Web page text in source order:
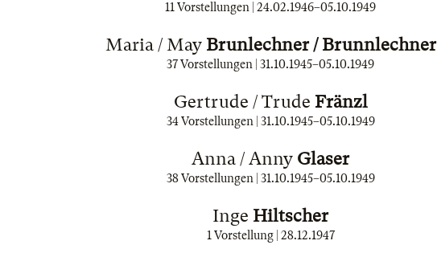
11 Vorstellungen | 24.02.1946–05.10.1949
Maria / May Brunlechner / Brunnlechner
37 Vorstellungen | 31.10.1945–05.10.1949
Gertrude / Trude Fränzl
34 Vorstellungen | 31.10.1945–05.10.1949
Anna / Anny Glaser
38 Vorstellungen | 31.10.1945–05.10.1949
Inge Hiltscher
1 Vorstellung | 28.12.1947